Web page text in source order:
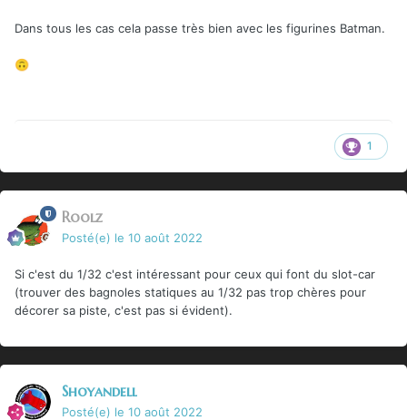
Dans tous les cas cela passe très bien avec les figurines Batman.
🙃
1
Roolz
Posté(e) le 10 août 2022
Si c'est du 1/32 c'est intéressant pour ceux qui font du slot-car
(trouver des bagnoles statiques au 1/32 pas trop chères pour
décorer sa piste, c'est pas si évident).
Shoyandell
Posté(e) le 10 août 2022